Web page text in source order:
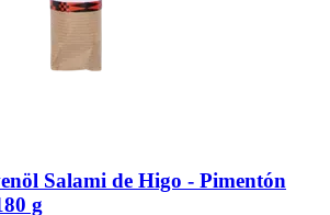
Salami de Higo -​ Pimentón
g